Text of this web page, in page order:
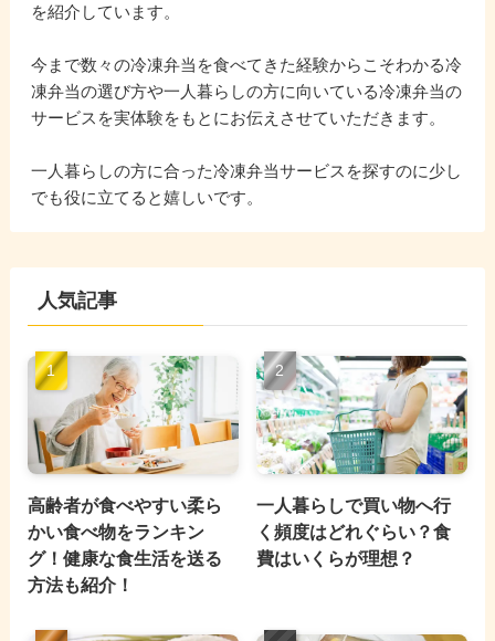
を紹介しています。
今まで数々の冷凍弁当を食べてきた経験からこそわかる冷
凍弁当の選び方や一人暮らしの方に向いている冷凍弁当の
サービスを実体験をもとにお伝えさせていただきます。
一人暮らしの方に合った冷凍弁当サービスを探すのに少し
でも役に立てると嬉しいです。
人気記事
高齢者が食べやすい柔ら
かい食べ物をランキン
グ！健康な食生活を送る
方法も紹介！
一人暮らしで買い物へ行
く頻度はどれぐらい？食
費はいくらが理想？